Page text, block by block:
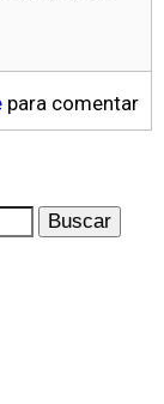
para comentar